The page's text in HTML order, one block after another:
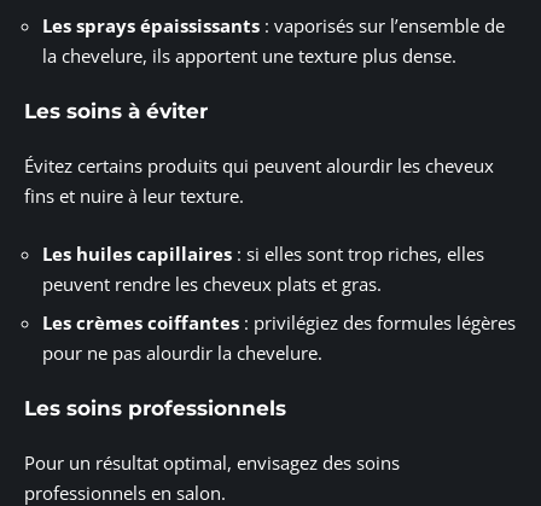
Les sprays épaississants : vaporisés sur l’ensemble de
la chevelure, ils apportent une texture plus dense.
Les soins à éviter
Évitez certains produits qui peuvent alourdir les cheveux
fins et nuire à leur texture.
Les huiles capillaires : si elles sont trop riches, elles
peuvent rendre les cheveux plats et gras.
Les crèmes coiffantes : privilégiez des formules légères
pour ne pas alourdir la chevelure.
Les soins professionnels
Pour un résultat optimal, envisagez des soins
professionnels en salon.